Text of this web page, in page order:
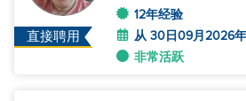
直接聘用
12年经验
从 30日09月2026
非常活跃